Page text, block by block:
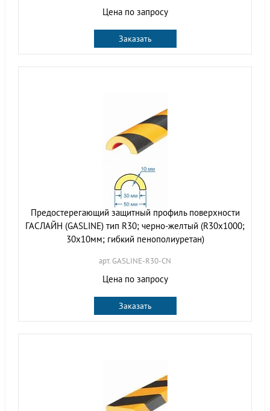
Цена по запросу
Заказать
Предостерегающий защитный профиль поверхности
ГАСЛАЙН (GASLINE) тип R30; черно-желтый (R30х1000;
30х10мм; гибкий пенополиуретан)
арт. GASLINE-R30-CN
Цена по запросу
Заказать